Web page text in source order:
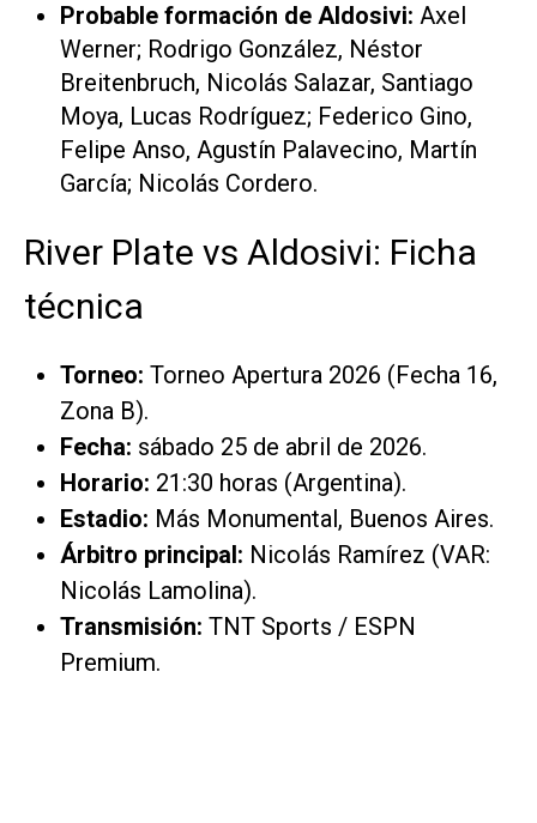
Probable formación de Aldosivi: Axel
Werner; Rodrigo González, Néstor
Breitenbruch, Nicolás Salazar, Santiago
Moya, Lucas Rodríguez; Federico Gino,
Felipe Anso, Agustín Palavecino, Martín
García; Nicolás Cordero.
River Plate vs Aldosivi: Ficha
técnica
Torneo: Torneo Apertura 2026 (Fecha 16,
Zona B).
Fecha: sábado 25 de abril de 2026.
Horario: 21:30 horas (Argentina).
Estadio: Más Monumental, Buenos Aires.
Árbitro principal: Nicolás Ramírez (VAR:
Nicolás Lamolina).
Transmisión: TNT Sports / ESPN
Premium.